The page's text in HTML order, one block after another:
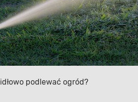
podlewać ogród?